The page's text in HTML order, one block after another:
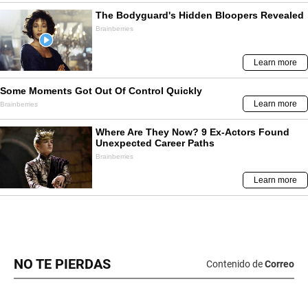
NO TE PIERDAS Contenido deCorreo